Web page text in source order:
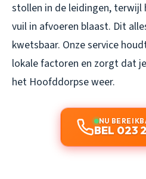
stollen in de leidingen, terwijl
vuil in afvoeren blaast. Dit
kwetsbaar. Onze service
lokale factoren en zorgt dat je
het Hoofddorpse weer.
NU
BEL 023